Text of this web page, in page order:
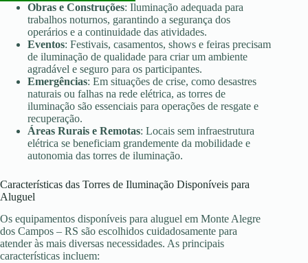
Obras e Construções: Iluminação adequada para
trabalhos noturnos, garantindo a segurança dos
operários e a continuidade das atividades.
Eventos: Festivais, casamentos, shows e feiras precisam
de iluminação de qualidade para criar um ambiente
agradável e seguro para os participantes.
Emergências: Em situações de crise, como desastres
naturais ou falhas na rede elétrica, as torres de
iluminação são essenciais para operações de resgate e
recuperação.
Áreas Rurais e Remotas: Locais sem infraestrutura
elétrica se beneficiam grandemente da mobilidade e
autonomia das torres de iluminação.
Características das Torres de Iluminação Disponíveis para
Aluguel
Os equipamentos disponíveis para aluguel em Monte Alegre
dos Campos – RS são escolhidos cuidadosamente para
atender às mais diversas necessidades. As principais
características incluem: